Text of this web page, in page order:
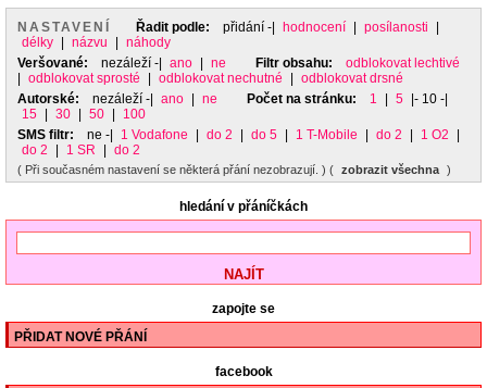
NASTAVENÍ Řadit podle: přidání -| hodnocení posílanosti
délky
názvu
náhody
Veršované:
nezáleží -| ano ne Filtr obsahu:
odblokovat lechtivé
odblokovat sprosté odblokovat nechutné
odblokovat drsné
Autorské:
nezáleží -| ano ne Počet na stránku: 1 5
|- 10 -|
15
30 50
100
SMS filtr:
ne -| 1 Vodafone do 2 do 5 1 T-Mobile do 2 1 O2
do 2
1 SR do 2
( Při současném nastavení se některá přání nezobrazují. ) ( zobrazit všechna )
hledání v přáníčkách
zapojte se
PŘIDAT NOVÉ PŘÁNÍ
facebook